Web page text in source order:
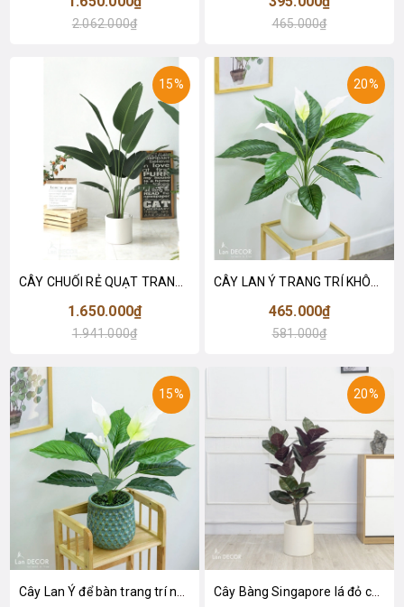
2.062.000₫ 465.000₫
15%
1.650.000₫
1.941.000₫
20%
465.000₫
581.000₫
15% 20%
Cây Bàng Singapore lá đỏ cây giả trang trí Lan Decor (110cm) - LC2918-1